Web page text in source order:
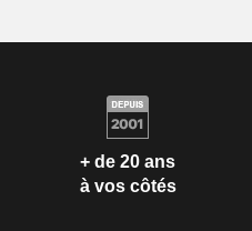
+ de 20 ans
à vos côtés